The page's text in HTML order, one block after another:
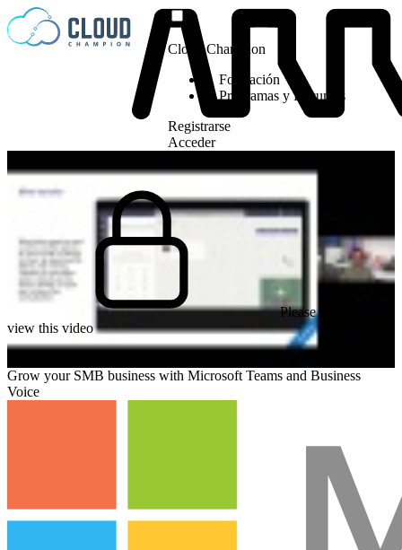
Saltar al contenido
Cloud Champion
Formación
Programas y Recursos
Registrarse
Acceder
Please log in to
view this video
Grow your SMB business with Microsoft Teams and Business
Voice